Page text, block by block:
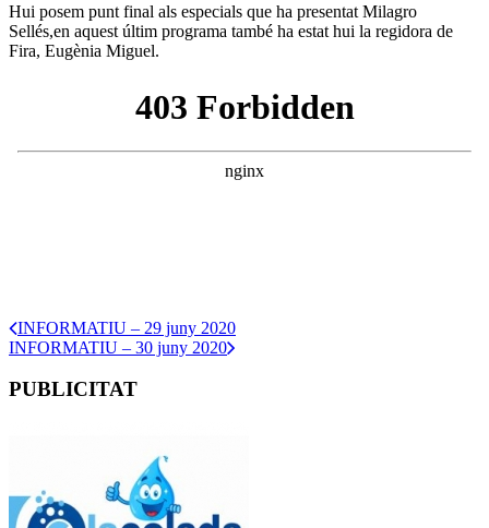
Hui posem punt final als especials que ha presentat Milagro
Sellés,en aquest últim programa també ha estat hui la regidora de
Fira, Eugènia Miguel.
INFORMATIU – 29 juny 2020
INFORMATIU – 30 juny 2020
PUBLICITAT